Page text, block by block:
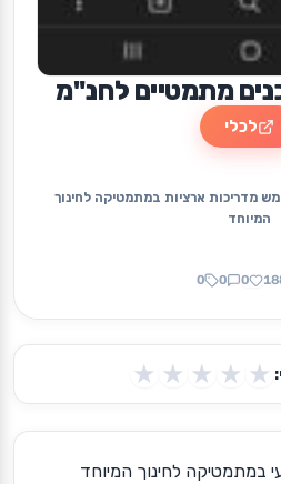
מתמטיים לחנ"מ
לכלי
מדריכות ארציות במתמטיקה לחינוך
המיוחד
0
0
0
★ ★ ★ ★ ★
במתמטיקה לחינוך המיוחד